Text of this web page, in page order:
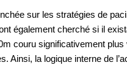
sur les stratégies de
également cherché si il
couru significativement
Ainsi, la logique interne de